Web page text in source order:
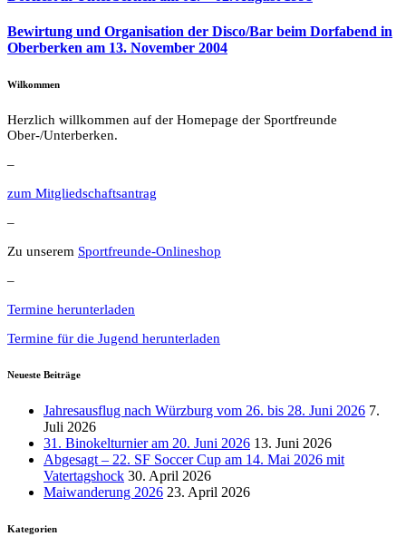
Bewirtung und Organisation der Disco/Bar beim Dorfabend in
Oberberken am 13. November 2004
Wilkommen
Herzlich willkommen auf der Homepage der Sportfreunde
Ober-/Unterberken.
–
zum Mitgliedschaftsantrag
–
Zu unserem Sportfreunde-Onlineshop
–
Termine herunterladen
Termine für die Jugend herunterladen
Neueste Beiträge
Jahresausflug nach Würzburg vom 26. bis 28. Juni 2026 7.
Juli 2026
31. Binokelturnier am 20. Juni 2026 13. Juni 2026
Abgesagt – 22. SF Soccer Cup am 14. Mai 2026 mit
Vatertagshock 30. April 2026
Maiwanderung 2026 23. April 2026
Kategorien